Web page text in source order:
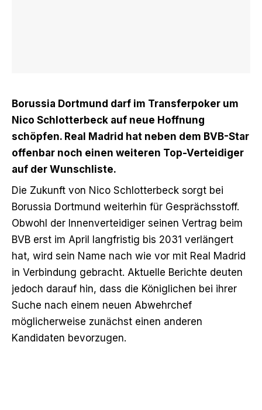
Borussia Dortmund darf im Transferpoker um
Nico Schlotterbeck auf neue Hoffnung
schöpfen. Real Madrid hat neben dem BVB-Star
offenbar noch einen weiteren Top-Verteidiger
auf der Wunschliste.
Die Zukunft von Nico Schlotterbeck sorgt bei
Borussia Dortmund weiterhin für Gesprächsstoff.
Obwohl der Innenverteidiger seinen Vertrag beim
BVB erst im April langfristig bis 2031 verlängert
hat, wird sein Name nach wie vor mit Real Madrid
in Verbindung gebracht. Aktuelle Berichte deuten
jedoch darauf hin, dass die Königlichen bei ihrer
Suche nach einem neuen Abwehrchef
möglicherweise zunächst einen anderen
Kandidaten bevorzugen.